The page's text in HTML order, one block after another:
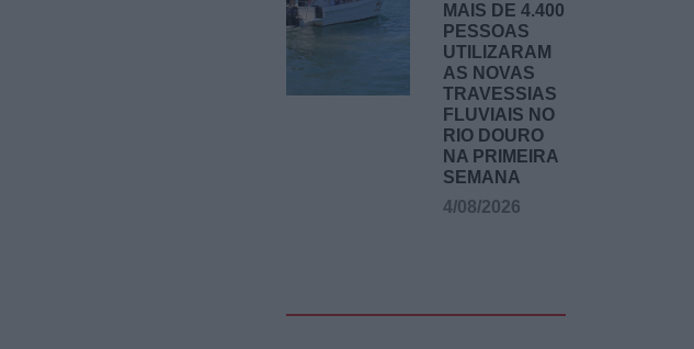
MAIS DE 4.400
PESSOAS
UTILIZARAM
AS NOVAS
TRAVESSIAS
FLUVIAIS NO
RIO DOURO
NA PRIMEIRA
SEMANA
4/08/2026